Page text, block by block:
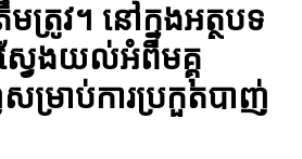
ត្រូវ។ នៅក្នុងអត្ថបទ
វែងយល់អំពីមគ្គុ
រាប់ការប្រកួតបាញ់